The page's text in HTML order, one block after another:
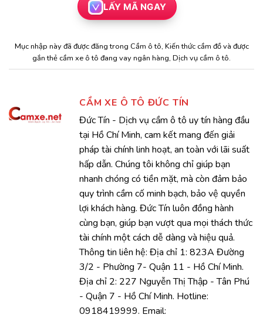
LẤY MÃ NGAY
Mục nhập này đã được đăng trong Cầm ô tô, Kiến thức cầm đồvà được
gắn thẻ cầm xe ô tô đang vay ngân hàng, Dịch vụ cầm ô tô.
CẦM XE Ô TÔ ĐỨC TÍN
Đức Tín - Dịch vụ cầm ô tô uy tín hàng đầu
tại Hồ Chí Minh, cam kết mang đến giải
pháp tài chính linh hoạt, an toàn với lãi suất
hấp dẫn. Chúng tôi không chỉ giúp bạn
nhanh chóng có tiền mặt, mà còn đảm bảo
quy trình cầm cố minh bạch, bảo vệ quyền
lợi khách hàng. Đức Tín luôn đồng hành
cùng bạn, giúp bạn vượt qua mọi thách thức
tài chính một cách dễ dàng và hiệu quả.
Thông tin liên hệ: Địa chỉ 1: 823A Đường
3/2 - Phường 7- Quận 11 - Hồ Chí Minh.
Địa chỉ 2: 227 Nguyễn Thị Thập - Tân Phú
- Quận 7 - Hồ Chí Minh. Hotline:
0918419999. Email: